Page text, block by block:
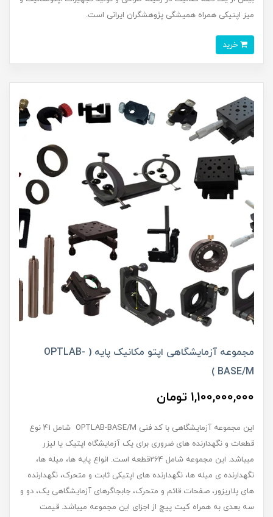
میز اپتیکی همراه همیشگی پژوهشگران ایرانی است.
مجموعه آزمایشگاهی اپتو مکانیک پایه ( OPTLAB-
BASE/M )
1,100,000,000 تومان
این مجموعه آزمایشگاهی با کد فنی OPTLAB-BASE/M شامل 41 نوع
قطعات و نگه‏دارنده ‏های ضروری برای یک آزمایشگاه اپتیک یا لیزر
می‏باشد. این مجموعه شامل 264قطعه است. انواع پایه‏ ها، میله‏ ها،
نگه‏دارنده ‏ی میله ‏ها، نگه‏دارنده‏ های اپتیکی ثابت و متحرک، نگه‏دارنده
‏های پلاریزور، صفحات قائم و متحرک، جابجاگرهای آزمایشگاهی یک، دو و
سه بعدی به همراه کیت پیچ از اجزای این مجموعه می‏باشد. قیمت